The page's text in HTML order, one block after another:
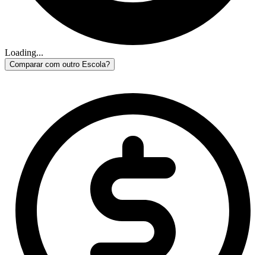
Loading...
Comparar com outro Escola?